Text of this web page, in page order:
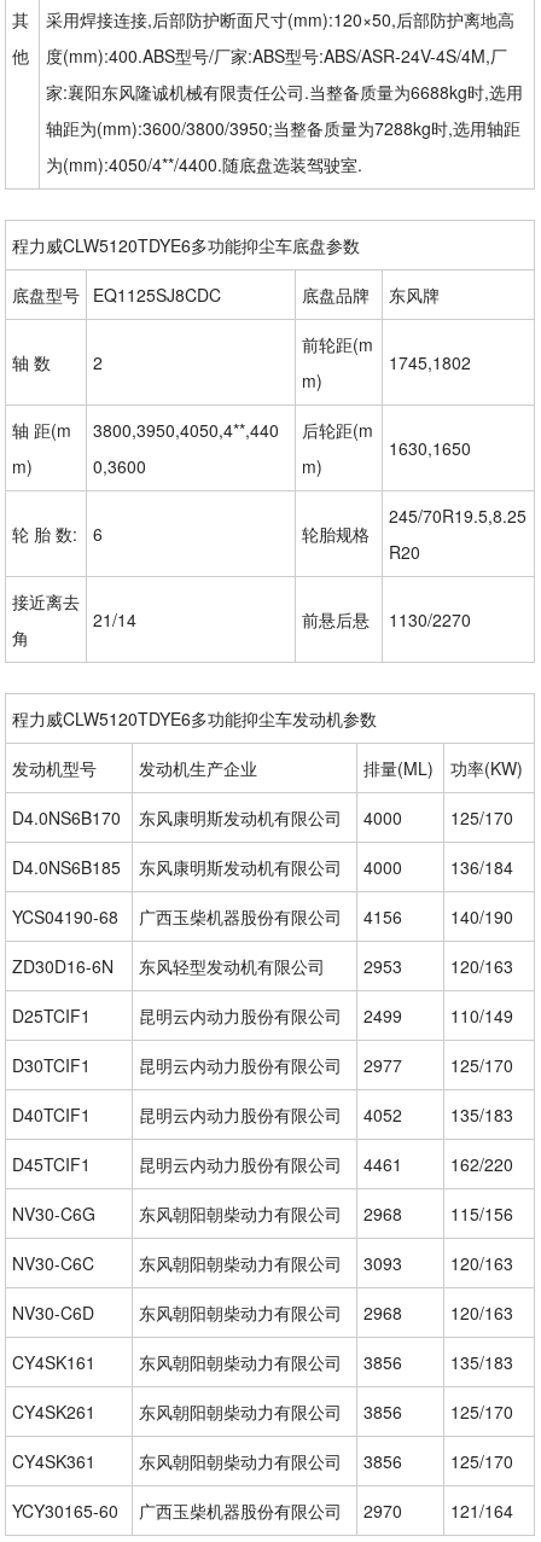
其
他
采用焊接连接,后部防护断面尺寸(mm):120×50,后部防护离地高
度(mm):400.ABS型号/厂家:ABS型号:ABS/ASR-24V-4S/4M,厂
家:襄阳东风隆诚机械有限责任公司.当整备质量为6688kg时,选用
轴距为(mm):3600/3800/3950;当整备质量为7288kg时,选用轴距
为(mm):4050/4**/4400.随底盘选装驾驶室.
程力威CLW5120TDYE6多功能抑尘车底盘参数
底盘型号 EQ1125SJ8CDC 底盘品牌 东风牌
轴 数 2
前轮距(m
m)
1745,1802
轴 距(m
m)
3800,3950,4050,4**,440
0,3600
后轮距(m
m)
1630,1650
轮 胎 数: 6 轮胎规格
245/70R19.5,8.25
R20
接近离去
角
21/14 前悬后悬 1130/2270
程力威CLW5120TDYE6多功能抑尘车发动机参数
发动机型号 发动机生产企业 排量(ML) 功率(KW)
D4.0NS6B170 东风康明斯发动机有限公司 4000 125/170
D4.0NS6B185 东风康明斯发动机有限公司 4000 136/184
YCS04190-68 广西玉柴机器股份有限公司 4156 140/190
ZD30D16-6N 东风轻型发动机有限公司 2953 120/163
D25TCIF1 昆明云内动力股份有限公司 2499 110/149
D30TCIF1 昆明云内动力股份有限公司 2977 125/170
D40TCIF1 昆明云内动力股份有限公司 4052 135/183
D45TCIF1 昆明云内动力股份有限公司 4461 162/220
NV30-C6G 东风朝阳朝柴动力有限公司 2968 115/156
NV30-C6C 东风朝阳朝柴动力有限公司 3093 120/163
NV30-C6D 东风朝阳朝柴动力有限公司 2968 120/163
CY4SK161 东风朝阳朝柴动力有限公司 3856 135/183
CY4SK261 东风朝阳朝柴动力有限公司 3856 125/170
CY4SK361 东风朝阳朝柴动力有限公司 3856 125/170
YCY30165-60 广西玉柴机器股份有限公司 2970
121/164